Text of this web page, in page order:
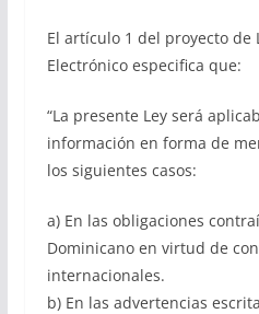
El artículo 1 del proyecto de
Electrónico especifica que:
“La presente Ley será
información en forma de
los siguientes casos:
a) En las obligaciones
Dominicano en virtud de
internacionales.
b) En las advertencias